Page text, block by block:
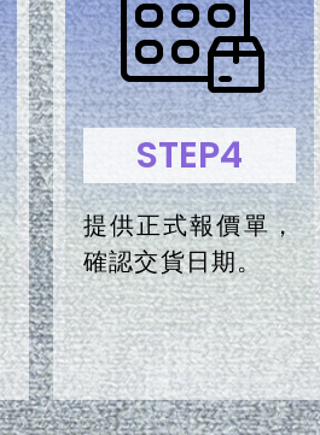
STEP4
提供正式報價單，
確認交貨日期。